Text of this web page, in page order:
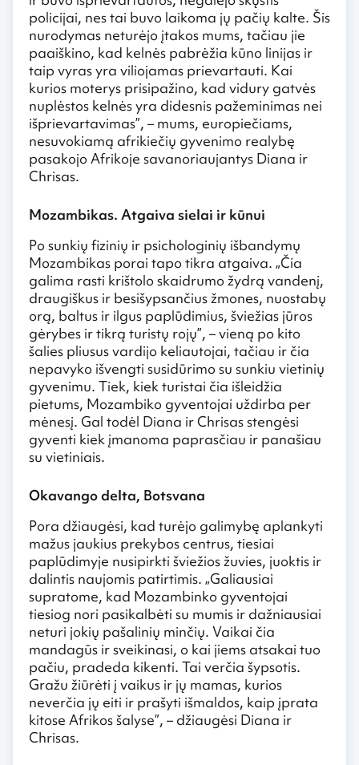
policijai, nes tai buvo laikoma jų pačių kalte. Šis
nurodymas neturėjo įtakos mums, tačiau jie
paaiškino, kad kelnės pabrėžia kūno linijas ir
taip vyras yra viliojamas prievartauti. Kai
kurios moterys prisipažino, kad vidury gatvės
nuplėstos kelnės yra didesnis pažeminimas nei
išprievartavimas”, – mums, europiečiams,
nesuvokiamą afrikiečių gyvenimo realybę
pasakojo Afrikoje savanoriaujantys Diana ir
Chrisas.
Mozambikas. Atgaiva sielai ir kūnui
Po sunkių fizinių ir psichologinių išbandymų
Mozambikas porai tapo tikra atgaiva. „Čia
galima rasti krištolo skaidrumo žydrą vandenį,
draugiškus ir besišypsančius žmones, nuostabų
orą, baltus ir ilgus paplūdimius, šviežias jūros
gėrybes ir tikrą turistų rojų”, – vieną po kito
šalies pliusus vardijo keliautojai, tačiau ir čia
nepavyko išvengti susidūrimo su sunkiu vietinių
gyvenimu. Tiek, kiek turistai čia išleidžia
pietums, Mozambiko gyventojai uždirba per
mėnesį. Gal todėl Diana ir Chrisas stengėsi
gyventi kiek įmanoma paprasčiau ir panašiau
su vietiniais.
Okavango delta, Botsvana
Pora džiaugėsi, kad turėjo galimybę aplankyti
mažus jaukius prekybos centrus, tiesiai
paplūdimyje nusipirkti šviežios žuvies, juoktis ir
dalintis naujomis patirtimis. „Galiausiai
supratome, kad Mozambinko gyventojai
tiesiog nori pasikalbėti su mumis ir dažniausiai
neturi jokių pašalinių minčių. Vaikai čia
mandagūs ir sveikinasi, o kai jiems atsakai tuo
pačiu, pradeda kikenti. Tai verčia šypsotis.
Gražu žiūrėti į vaikus ir jų mamas, kurios
neverčia jų eiti ir prašyti išmaldos, kaip įprata
kitose Afrikos šalyse”, – džiaugėsi Diana ir
Chrisas.